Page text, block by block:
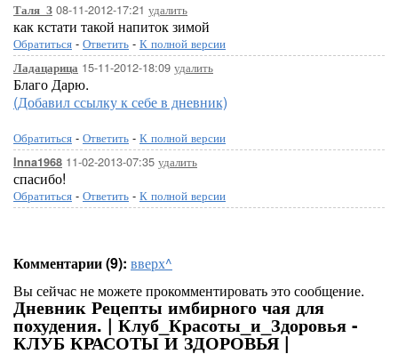
Таля_З 08-11-2012-17:21 удалить
как кстати такой напиток зимой
Обратиться - Ответить - К полной версии
Ладацарица 15-11-2012-18:09 удалить
Благо Дарю.
(Добавил ссылку к себе в дневник)
Обратиться - Ответить - К полной версии
Inna1968 11-02-2013-07:35 удалить
спасибо!
Обратиться - Ответить - К полной версии
Комментарии (9): вверх^
Вы сейчас не можете прокомментировать это сообщение.
Дневник Рецепты имбирного чая для
похудения. | Клуб_Красоты_и_Здоровья -
КЛУБ КРАСОТЫ И ЗДОРОВЬЯ |